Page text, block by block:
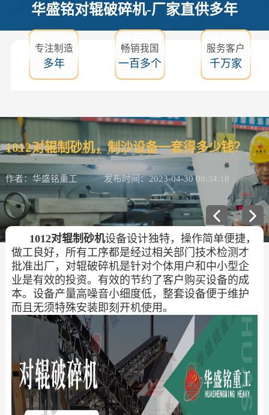
华盛铭对辊破碎机-厂家直供多年
专注制造
多年
畅销我国
一百多个
服务客户
千万家
1012对辊制砂机，制沙设备一套得多少钱？
作者：华盛铭重工 发布时间：2023-04-30 08:34:18
1012对辊制砂机设备设计独特，操作简单便捷，
做工良好，所有工序都是经过相关部门技术检测才
批准出厂，对辊破碎机是针对个体用户和中小型企
业是有效的投资。有效的节约了客户购买设备的成
本。设备产量高噪音小细度低，整套设备便于维护
而且无须特殊安装即刻开机使用。